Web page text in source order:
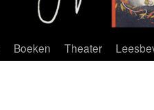
Boeken Theater